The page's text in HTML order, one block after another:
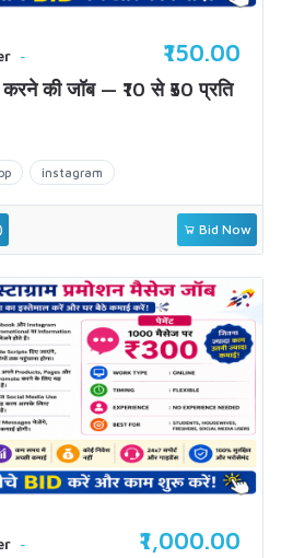
₹150.00
instagram
की जॉब — ₹10 से ₹50 प्रति
Bid Now
₹1,000.00